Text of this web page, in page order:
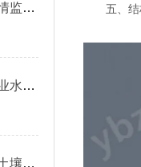
智慧农业新引擎：无线土壤墒情监测站
土壤墒情监测站报价：实现农业水资源高效利用
农业节水灌溉的新选择：管式土壤墒情监测站
五、结